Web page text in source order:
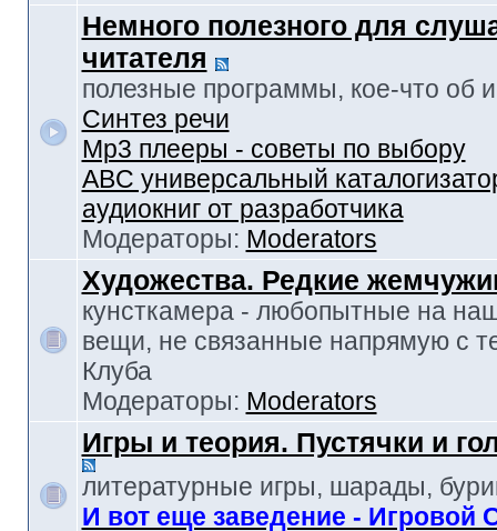
Немного полезного для
читателя
полезные программы, кое-что об
Синтез речи
Mp3 плееры - советы по выбору
ABC универсальный
аудиокниг от разработчика
Модераторы: Moderators
Художества. Редкие
кунсткамера - любопытные на
вещи, не связанные напрямую с
Клуба
Модераторы: Moderators
Игры и теория. Пустячки и
литературные игры, шарады,
И вот еще заведение - Игровой